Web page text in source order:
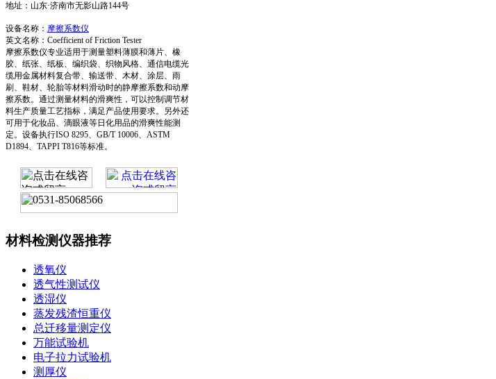
地址：山东·济南市无影山路144号
设备名称： 摩擦系数仪
英文名称：Coefficient of Friction Tester
摩擦系数仪专业适用于测量塑料薄膜和薄片、橡
胶、纸张、纸板、编织袋、织物风格、通信电缆光
缆用金属材料复合带、输送带、木材、涂层、雨
刷、鞋材、轮胎等材料滑动时的静摩擦系数和动摩
擦系数。通过测量材料的滑爽性，可以控制调节材
料生产质量工艺指标，满足产品使用要求。另外还
可用于化妆品、滴眼液等日化用品的滑爽性能测
定。设备执行ISO 8295、GB/T 10006、ASTM
D1894、TAPPI T816等标准。
材料检测仪器推荐
透氧仪
透气性测试仪
透湿仪
蒸发残渣恒重仪
总迁移量测定仪
万能试验机
电子拉力试验机
测厚仪